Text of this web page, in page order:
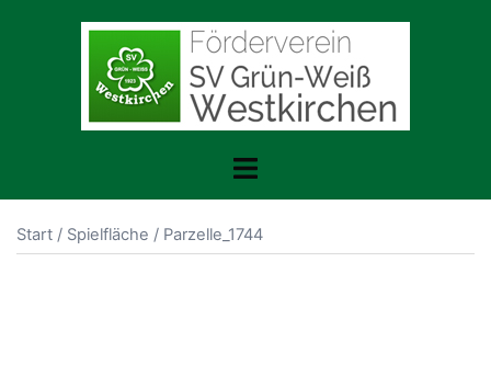
Menü
Start / Spielfläche / Parzelle_1744